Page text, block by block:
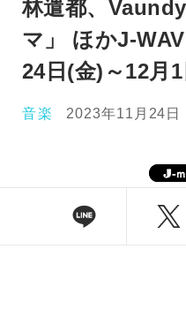
林遣都、
マ」 ほかJ-
24日(金)～12月1
音楽 2023年11月24日